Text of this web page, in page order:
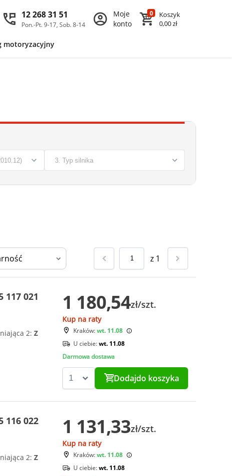
12 268 31 51
Pon.-Pt. 9-17, Sob. 8-14
Moje
konto
0
Koszyk
0,00 zł
motoryzacyjny
z 1
117 021
2: Z
1 180,54zł/szt.
Kup na raty
Kraków:wt. 11.08
U ciebie:wt. 11.08
Darmowa dostawa
Dodajdo koszyka
116 022
2: Z
1 131,33zł/szt.
Kup na raty
Kraków:wt. 11.08
U ciebie:wt. 11.08